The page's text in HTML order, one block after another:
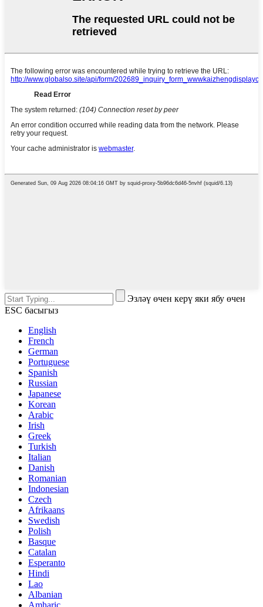
Эзләү өчен керү яки ябу өчен
ESC басыгыз
English
French
German
Portuguese
Spanish
Russian
Japanese
Korean
Arabic
Irish
Greek
Turkish
Italian
Danish
Romanian
Indonesian
Czech
Afrikaans
Swedish
Polish
Basque
Catalan
Esperanto
Hindi
Lao
Albanian